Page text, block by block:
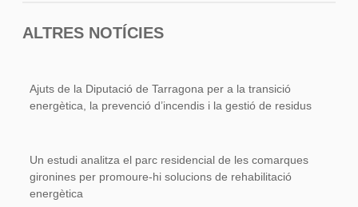
ALTRES NOTÍCIES
Ajuts de la Diputació de Tarragona per a la transició
energètica, la prevenció d’incendis i la gestió de residus
Un estudi analitza el parc residencial de les comarques
gironines per promoure-hi solucions de rehabilitació
energètica